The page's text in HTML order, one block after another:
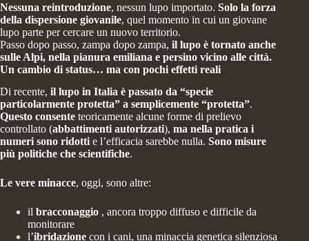
Nessuna reintroduzione, nessun lupo importato. Solo la forza
della dispersione giovanile, quel momento in cui un giovane
lupo parte per cercare un nuovo territorio.
Passo dopo passo, zampa dopo zampa, il lupo è tornato anche
sulle Alpi, nella pianura emiliana e persino vicino alle città.
Un cambio di status… ma con pochi effetti reali
Di recente, il lupo in Italia è passato da “specie
particolarmente protetta” a semplicemente “protetta”.
Questo consente teoricamente alcune forme di prelievo
controllato (abbattimenti autorizzati), ma nella pratica i
numeri sono ridotti e l’efficacia sarebbe nulla. Sono misure
più politiche che scientifiche.
Le vere minacce, oggi, sono altre:
il bracconaggio , ancora troppo diffuso e difficile da
monitorare
l’ibridazione con i cani, una minaccia genetica silenziosa